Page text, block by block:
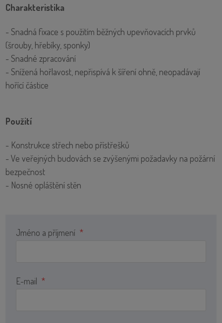
Charakteristika
- Snadná fixace s použitím běžných upevňovacích prvků
(šrouby, hřebíky, sponky)
- Snadné zpracování
- Snížená hořlavost, nepřispívá k šíření ohně, neopadávají
hořící částice
Použití
- Konstrukce střech nebo přístřešků
- Ve veřejných budovách se zvýšenými požadavky na požární
bezpečnost
- Nosné opláštění stěn
Jméno a příjmení *
E-mail *